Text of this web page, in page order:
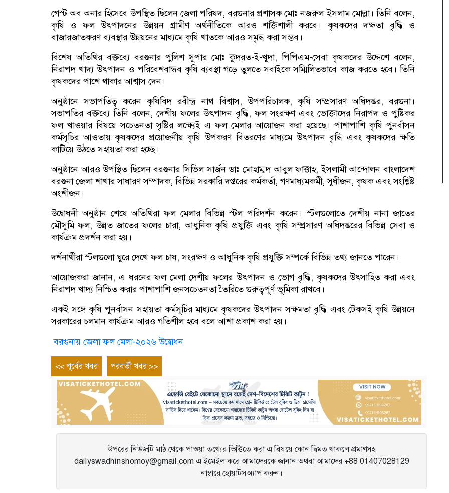
গেস্ট অব অনার হিসেবে উপস্থিত ছিলেন জেলা পরিষদ, বরগুনার প্রশাসক মোঃ নজরুল ইসলাম মোল্লা। তিনি বলেন,
কৃষি ও ফল উৎপাদনের উন্নয়ন গ্রামীণ অর্থনীতিকে আরও শক্তিশালী করবে। কৃষকদের দক্ষতা বৃদ্ধি ও
বাজারজাতকরণ ব্যবস্থার উন্নয়নের মাধ্যমে কৃষি খাতকে আরও সমৃদ্ধ করা সম্ভব।
বিশেষ অতিথির বক্তব্যে বরগুনার পুলিশ সুপার মোঃ কুদরত-ই-খুদা, পিপিএম-সেবা কৃষকদের উদ্দেশে বলেন,
নিরাপদ খাদ্য উৎপাদন ও পরিবেশবান্ধব কৃষি ব্যবস্থা গড়ে তুলতে সবাইকে সম্মিলিতভাবে কাজ করতে হবে। তিনি
কৃষকদের পাশে থাকার আশ্বাস দেন।
অনুষ্ঠানে সভাপতিত্ব করেন কৃষিবিদ রবীন্দ্র নাথ বিশ্বাস, উপপরিচালক, কৃষি সম্প্রসারণ অধিদপ্তর, বরগুনা।
সভাপতির বক্তব্যে তিনি বলেন, দেশীয় ফলের উৎপাদন বৃদ্ধি, ফল সংরক্ষণ এবং ভোক্তাদের নিরাপদ ও পুষ্টিকর
ফল খাওয়ার বিষয়ে সচেতনতা সৃষ্টির লক্ষ্যেই এ ফল মেলার আয়োজন করা হয়েছে। পাশাপাশি কৃষি পুনর্বাসন
কর্মসূচির আওতায় কৃষকদের প্রয়োজনীয় কৃষি উপকরণ বিতরণের মাধ্যমে উৎপাদন বৃদ্ধি এবং কৃষকদের ক্ষতি
কাটিয়ে উঠতে সহায়তা করা হচ্ছে।
অনুষ্ঠানে আরও উপস্থিত ছিলেন বরগুনার সিভিল সার্জন ডাঃ মোহাম্মদ আবুল ফাত্তাহ, ইসলামী আন্দোলন বাংলাদেশ
বরগুনা জেলা শাখার সাধারণ সম্পাদক, বিভিন্ন সরকারি দপ্তরের কর্মকর্তা, গণমাধ্যমকর্মী, সুধীজন, কৃষক এবং সংশ্লিষ্ট
অংশীজন।
উদ্বোধনী অনুষ্ঠান শেষে অতিথিরা ফল মেলার বিভিন্ন স্টল পরিদর্শন করেন। স্টলগুলোতে দেশীয় নানা জাতের
মৌসুমি ফল, উন্নত জাতের ফলের চারা, আধুনিক কৃষি প্রযুক্তি এবং কৃষি সম্প্রসারণ অধিদপ্তরের বিভিন্ন সেবা ও
কার্যক্রম প্রদর্শন করা হয়।
দর্শনার্থীরা স্টলগুলো ঘুরে দেখে ফল চাষ, সংরক্ষণ ও আধুনিক কৃষি প্রযুক্তি সম্পর্কে বিভিন্ন তথ্য জানতে পারেন।
আয়োজকরা জানান, এ ধরনের ফল মেলা দেশীয় ফলের উৎপাদন ও ভোগ বৃদ্ধি, কৃষকদের উৎসাহিত করা এবং
নিরাপদ খাদ্য নিশ্চিত করার পাশাপাশি জনসচেতনতা তৈরিতে গুরুত্বপূর্ণ ভূমিকা রাখবে।
একই সঙ্গে কৃষি পুনর্বাসন সহায়তা কর্মসূচির মাধ্যমে কৃষকদের উৎপাদন সক্ষমতা বৃদ্ধি এবং টেকসই কৃষি উন্নয়নে
সরকারের চলমান কার্যক্রম আরও গতিশীল হবে বলে আশা প্রকাশ করা হয়।
বরগুনায় জেলা ফল মেলা-২০২৬ উদ্বোধন
Post
navigation
<< পূর্বের খবর
Previous
entry
পরবর্তী খবর >>
উপরের নিউজটি মাঠ থেকে পাওয়া তথ্যের ভিত্তিতে করা এ বিষয়ে কোন দ্বিমত থাকলে প্রমাণসহ
dailyswadhinshomoy@gmail.com এ ইমেইল করে আমাদেরকে জানান অথবা আমাদের +88 01407028129
নাম্বারে হোয়াটসঅ্যাপ করুন।